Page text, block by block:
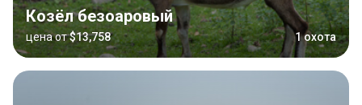
Козёл безоаровый
цена от$13,758 1 охота